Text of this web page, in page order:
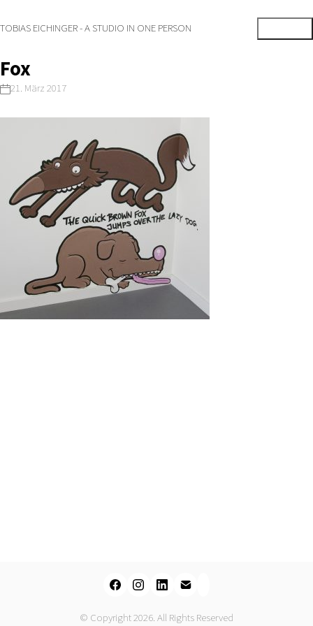
TOBIAS EICHINGER - A STUDIO IN ONE PERSON
Fox
21. März 2017
© Copyright 2026. All Rights Reserved